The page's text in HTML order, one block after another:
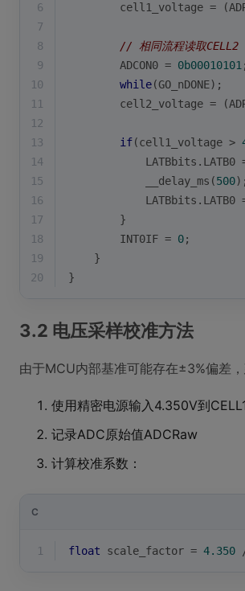
6
cell1_voltage =
7
8
// 相同流程读取CELL2
9
        ADCON0 =
0b00010101 ;
10
while(GO_nDONE);
11
cell2_voltage =
12
13
if(cell1_voltage >
14
LATBbits.LATB0
15
            __delay_ms(
500);
16
LATBbits.LATB0
17
        }
18
        INT0IF =
0;
19
    }
20
}
3.2 电压采样校准方法
由于MCU内部基准可能存在±3%偏差
使用精密电源输入4.350V到
记录ADC原始值ADCRaw
计算校准系数：
C
1 float scale_factor = 4.350